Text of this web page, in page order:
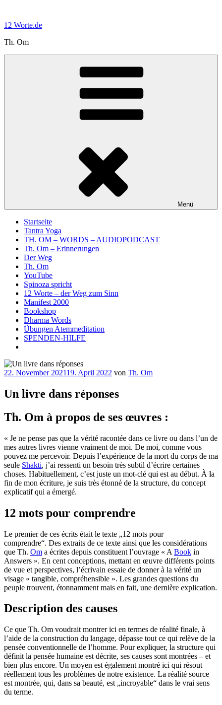
springen
12 Worte.de
Th. Om
Menü
Startseite
Tantra Yoga
TH. OM – WORDS – AUDIOPODCAST
Th. Om – Erinnerungen
Der Weg
Th. Om
YouTube
Spinoza spricht
12 Worte – der Weg zum Sinn
Manifest 2000
Bookshop
Dharma Words
Übungen Atemmeditation
SPENDEN-HILFE
Veröffentlicht
22. November 202119. April 2022 von Th. Om
Un livre dans réponses
Th. Om à propos de ses œuvres :
« Je ne pense pas que la vérité racontée dans ce livre ou dans l’un de
mes autres livres vienne vraiment de moi. De moi, comme vous
pouvez me percevoir. Depuis l’expérience de la mort du corps de ma
seule Shakti, j’ai ressenti un besoin très subtil d’écrire certaines
choses. Habituellement, c’est juste un mot-clé qui est au début. À la
fin de mon écriture, je suis très étonné de la structure, du concept
explicatif qui a émergé.
12 mots pour comprendre
Le premier de ces écrits était le texte „12 mots pour
comprendre“. Des extraits de ce texte ainsi que les considérations
que Th. Om a écrites depuis constituent l’ouvrage « A Book in
Answers ». En cent conceptions, mettant en œuvre différents points
de vue et perspectives, l’écrivain essaie de donner à la vérité un
visage « tangible, compréhensible ». Les grandes questions du
peuple trouvent, étonnamment mais en fait, une dernière explication.
Description des causes
Ce que Th. Om voudrait montrer ici en termes de réalité finale, à
l’aide de la construction du langage, dépasse tout ce qui relève de la
pensée conventionnelle de l’homme. Pour expliquer, la structure qui
définit la pensée humaine est décrite, ses causes sont montrées – et
bien plus encore. Un moyen est également montré ici qui résout
réellement tous les problèmes de notre existence. La réalité source
est montrée, qui, dans sa beauté, est „incroyable“ dans le vrai sens
du terme.